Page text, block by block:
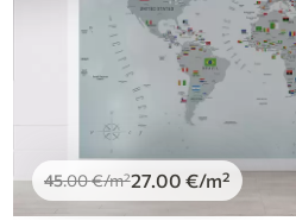
45.00€/m²27.00 €/m²